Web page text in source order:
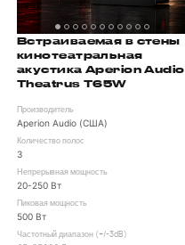
Встраиваемая в стены
кинотеатральная
акустика Aperion Audio
Theatrus T65W
Производитель
Aperion Audio (США)
Количество полос
3
Непрерывная мощность
20-250 Вт
Пиковая мощность
500 Вт
Частотный диапазон (+/-3dB)